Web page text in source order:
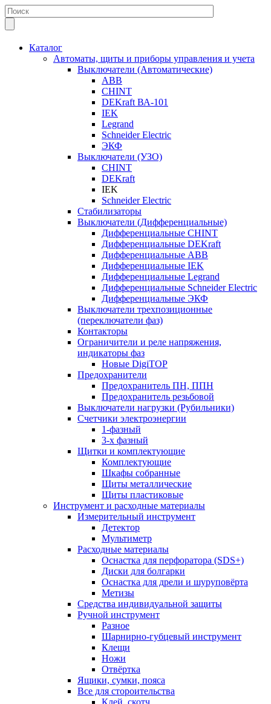
Каталог
Автоматы, щиты и приборы управления и учета
Выключатели (Автоматические)
ABB
CHINT
DEKraft ВА-101
IEK
Legrand
Schneider Electric
ЭКФ
Выключатели (УЗО)
CHINT
DEKraft
IEK
Schneider Electric
Стабилизаторы
Выключатели (Дифференциальные)
Дифференциальные CHINT
Дифференциальные DEKraft
Дифференциальные ABB
Дифференциальные IEK
Дифференциальные Legrand
Дифференциальные Schneider Electric
Дифференциальные ЭКФ
Выключатели трехпозиционные
(переключатели фаз)
Контакторы
Ограничители и реле напряжения,
индикаторы фаз
Новые DigiTOP
Предохранители
Предохранитель ПН, ППН
Предохранитель резьбовой
Выключатели нагрузки (Рубильники)
Счетчики электроэнергии
1-фазный
3-х фазный
Щитки и комплектующие
Комплектующие
Шкафы собранные
Щиты металлические
Щиты пластиковые
Инструмент и расходные материалы
Измерительный инструмент
Детектор
Мультиметр
Расходные материалы
Оснастка для перфоратора (SDS+)
Диски для болгарки
Оснастка для дрели и шуруповёрта
Метизы
Средства индивидуальной защиты
Ручной инструмент
Разное
Шарнирно-губцевый инструмент
Клещи
Ножи
Отвёртка
Ящики, сумки, пояса
Все для стороительства
Клей, скотч